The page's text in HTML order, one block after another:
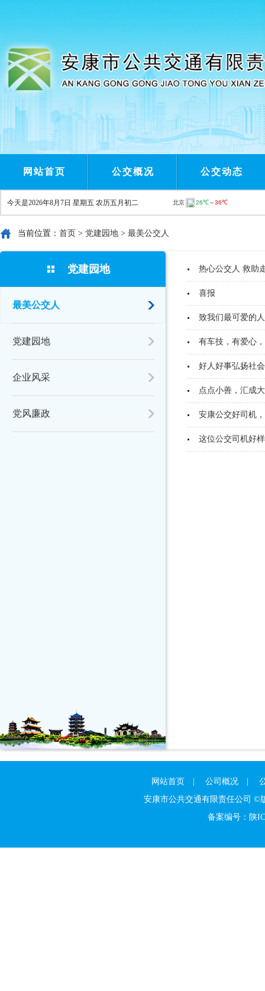
网站首页 公交概况 公交动态
今天是2026年8月7日 星期五 农历五月初二
当前位置： 首页 > 党建园地 > 最美公交人
党建园地
最美公交人
党建园地
企业风采
党风廉政
热心公交人 救助
喜报
致我们最可爱的
有车技，有爱心
好人好事弘扬社
点点小善，汇成
安康公交好司机
这位公交司机好
网站首页 公司概况|
安康市公共交通有限责任公司
备案编号：陕